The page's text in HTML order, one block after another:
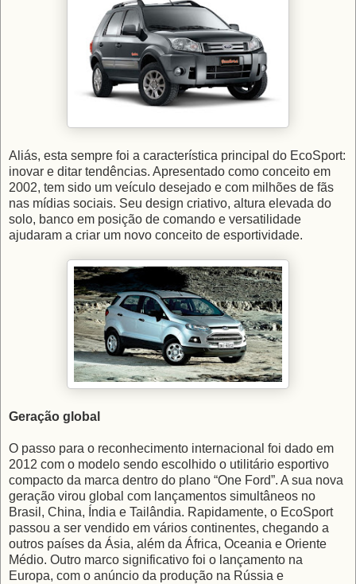
Aliás, esta sempre foi a característica principal do EcoSport:
inovar e ditar tendências. Apresentado como conceito em
2002, tem sido um veículo desejado e com milhões de fãs
nas mídias sociais. Seu design criativo, altura elevada do
solo, banco em posição de comando e versatilidade
ajudaram a criar um novo conceito de esportividade.
Geração global
O passo para o reconhecimento internacional foi dado em
2012 com o modelo sendo escolhido o utilitário esportivo
compacto da marca dentro do plano “One Ford”. A sua nova
geração virou global com lançamentos simultâneos no
Brasil, China, Índia e Tailândia. Rapidamente, o EcoSport
passou a ser vendido em vários continentes, chegando a
outros países da Ásia, além da África, Oceania e Oriente
Médio. Outro marco significativo foi o lançamento na
Europa, com o anúncio da produção na Rússia e